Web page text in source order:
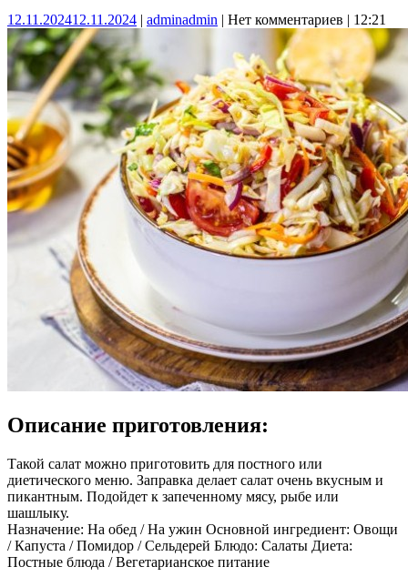
12.11.202412.11.2024 | adminadmin | Нет комментариев | 12:21
Описание приготовления:
Такой салат можно приготовить для постного или
диетического меню. Заправка делает салат очень вкусным и
пикантным. Подойдет к запеченному мясу, рыбе или
шашлыку.
Назначение: На обед / На ужин Основной ингредиент: Овощи
/ Капуста / Помидор / Сельдерей Блюдо: Салаты Диета:
Постные блюда / Вегетарианское питание